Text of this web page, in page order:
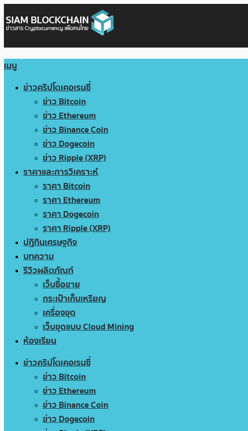
เมนู
ข่าวคริปโตเคอเรนซี่
ข่าว Bitcoin
ข่าว Ethereum
ข่าว Binance Coin
ข่าว Dogecoin
ข่าว Ripple (XRP)
ราคาและการวิเคราะห์
ราคา Bitcoin
ราคา Ethereum
ราคา Dogecoin
ราคา Ripple (XRP)
ปฏิทินเศรษฐกิจ
บทความ
รีวิวผลิตภัณฑ์
เว็บซื้อขาย
กระเป๋าเก็บเหรียญ
เครื่องขุด
เว็บขุดแบบ Cloud Mining
ห้องเรียน
ข่าวคริปโตเคอเรนซี่
ข่าว Bitcoin
ข่าว Ethereum
ข่าว Binance Coin
ข่าว Dogecoin